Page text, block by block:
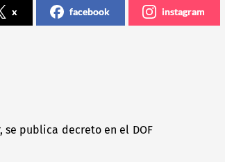
x facebook instagram
se publica decreto en el DOF